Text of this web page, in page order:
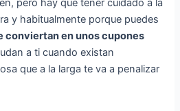
pero hay que tener cuidado a la
y habitualmente porque puedes
conviertan en unos cupones
a ti cuando existan
que a la larga te va a penalizar